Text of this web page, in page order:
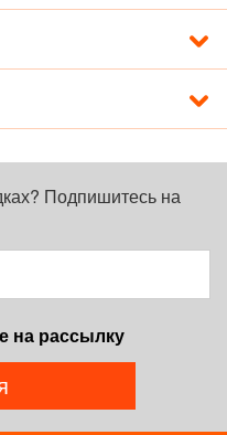
Подпишитесь на
на рассылку